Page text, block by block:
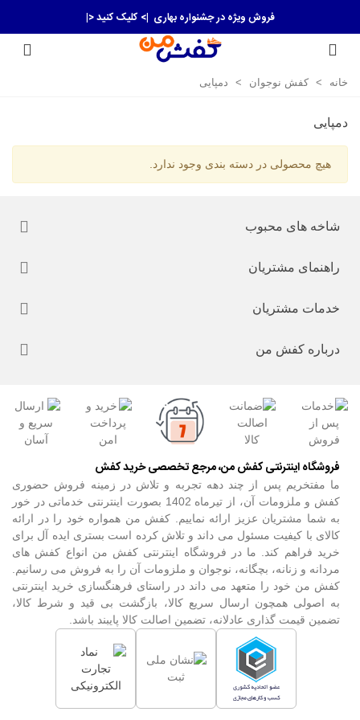
فروش ویژه در جشنواره بهاری |> کلیک کنید <|
خانه > کفش نوجوان > دمپایی
دمپایی
هیچ محصولی در دسته بندی وجود ندارد.
شاخه های محبوب
راهنمای مشتریان
خدمات مشتریان
درباره کفش من
فروشگاه اینترنتی کفش من، مرجع تخصصی خرید کفش
ما مفتخریم پس از چند دهه تجربه و تلاش در زمینه فروش حضوری
کفش و ملزومات آن، از تیرماه 1402 بصورت اینترنتی خدماتی در خور
به شما مشتریان عزیز ارائه نماییم. کفش من همواره خود را در ارائه
کالای با کیفیت مسئول می داند و تلاش کرده است بستری ایده آل برای
خرید فراهم کند. ما در فروشگاه اینترنتی کفش من انواع کفش های
مردانه و زنانه، بچگانه، نوجوان و ملزومات آن را به فروش می رسانیم.
کفش من خود را متعهد می داند در راستای فرهنگسازی خرید اینترنتی
به اصولی همچون ارسال سریع کالا، بازگشت بی قید و شرط کالا،
تضمین قیمت گذاری عادلانه، تضمین اصالت کالا پایبند باشد.